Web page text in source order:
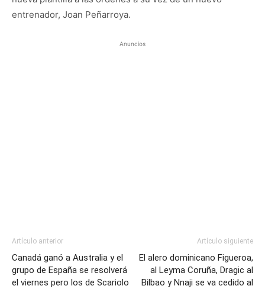
entrenador, Joan Peñarroya.
Anuncios
Artículo anterior
Canadá ganó a Australia y el
grupo de España se resolverá
el viernes pero los de Scariolo
Artículo siguiente
El alero dominicano Figueroa,
al Leyma Coruña, Dragic al
Bilbao y Nnaji se va cedido al